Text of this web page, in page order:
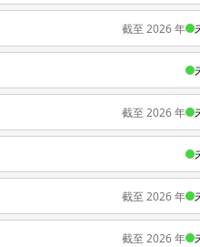
截至 2026 年
截至 2026 年
截至 2026 年
截至 2026 年